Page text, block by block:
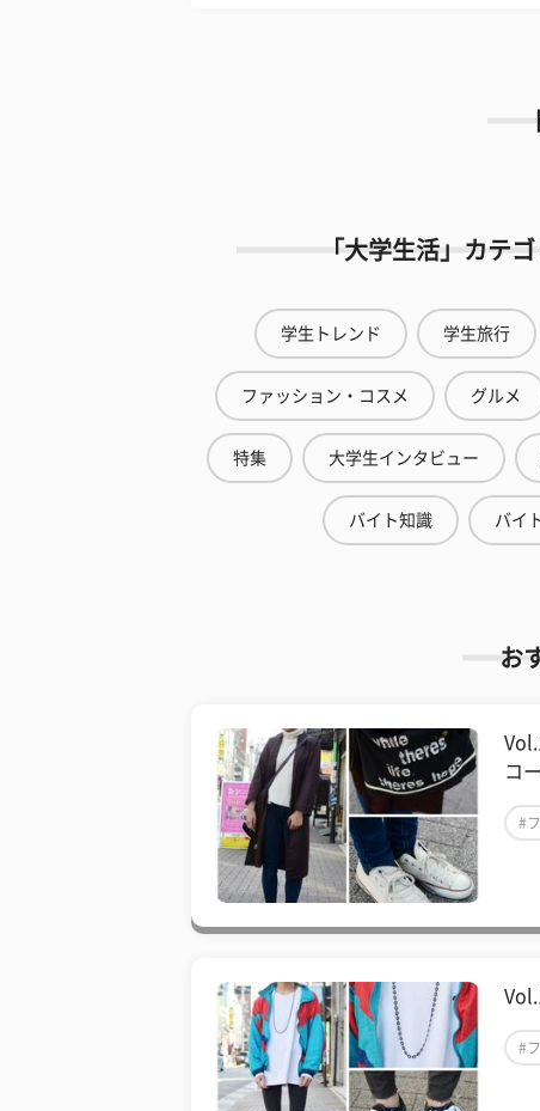
「大学生活」カテ
学生トレンド 学生旅行
ファッション・コスメ グルメ
特集 大学生インタビュー
バイト知識 バイ
お
コ
#
#